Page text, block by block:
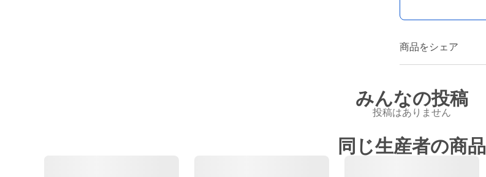
商品をシェア
みんなの投稿
投稿はありません
同じ生産者の商品